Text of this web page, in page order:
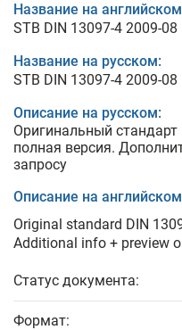
Название на
STB DIN 13097-4 2009-08
Название на русском:
STB DIN 13097-4 2009-08
Описание на русском:
Оригинальный стандарт
полная версия.
запросу
Описание на
Original standard DIN
Additional info + preview
Статус документа:
Формат: